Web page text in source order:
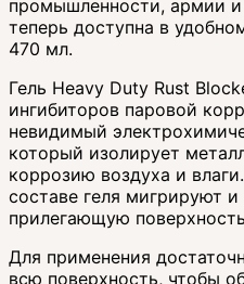
промышленности, армии
теперь доступна в
470 мл.
Гель Heavy Duty Rust
ингибиторов паровой
невидимый
который изолирует
коррозию воздуха и
составе геля мигрируют
прилегающую
Для применения
всю поверхность, чтобы